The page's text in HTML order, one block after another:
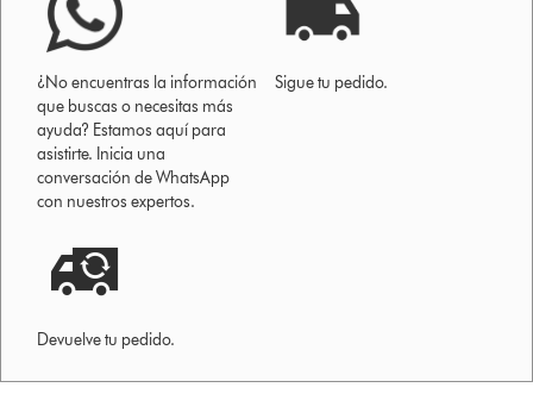
¿No encuentras la información
que buscas o necesitas más
ayuda? Estamos aquí para
asistirte. Inicia una
conversación de WhatsApp
con nuestros expertos.
Sigue tu pedido.
Devuelve tu pedido.